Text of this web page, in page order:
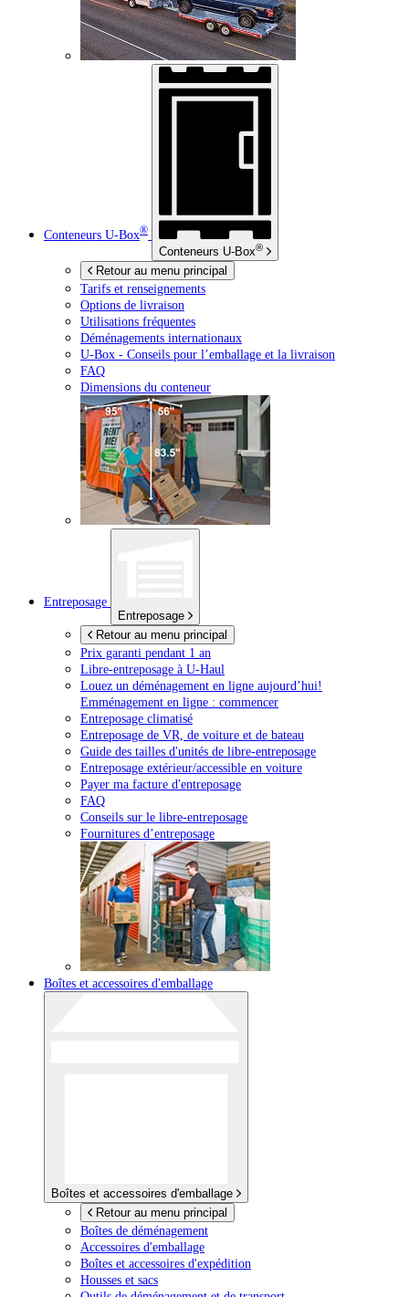
Conteneurs U-Box®
Conteneurs U-Box®
Retour au menu principal
Tarifs et renseignements
Options de livraison
Utilisations fréquentes
Déménagements internationaux
U-Box - Conseils pour l’emballage et la livraison
FAQ
Dimensions du conteneur
Entreposage
Entreposage
Retour au menu principal
Prix garanti pendant 1 an
Libre-entreposage à U-Haul
Louez un déménagement en ligne aujourd’hui!
Emménagement en ligne : commencer
Entreposage climatisé
Entreposage de VR, de voiture et de bateau
Guide des tailles d'unités de libre-entreposage
Entreposage extérieur/accessible en voiture
Payer ma facture d'entreposage
FAQ
Conseils sur le libre-entreposage
Fournitures d’entreposage
Boîtes et accessoires d'emballage
Boîtes et accessoires d'emballage
Retour au menu principal
Boîtes de déménagement
Accessoires d'emballage
Boîtes et accessoires d'expédition
Housses et sacs